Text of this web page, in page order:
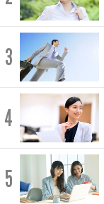
3
4
5